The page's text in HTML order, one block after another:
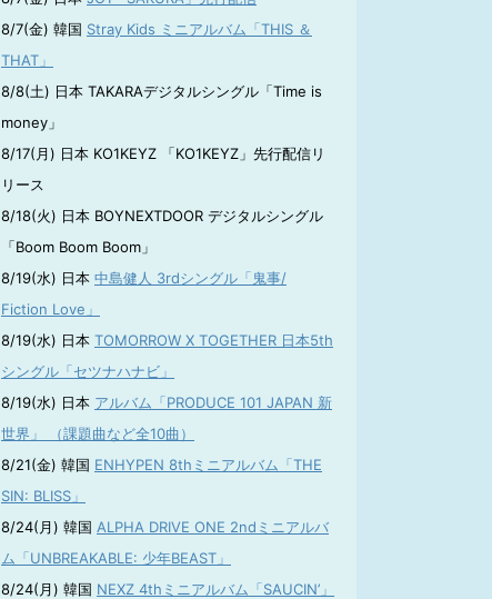
8/7(金) 韓国 Stray Kids ミニアルバム「THIS ＆
THAT」
8/8(土) 日本 TAKARAデジタルシングル「Time is
money」
8/17(月) 日本 KO1KEYZ 「KO1KEYZ」先行配信リ
リース
8/18(火) 日本 BOYNEXTDOOR デジタルシングル
「Boom Boom Boom」
8/19(水) 日本 中島健人 3rdシングル「鬼事/
Fiction Love」
8/19(水) 日本 TOMORROW X TOGETHER 日本5th
シングル「セツナハナビ」
8/19(水) 日本 アルバム「PRODUCE 101 JAPAN 新
世界」 （課題曲など全10曲）
8/21(金) 韓国 ENHYPEN 8thミニアルバム「THE
SIN: BLISS」
8/24(月) 韓国 ALPHA DRIVE ONE 2ndミニアルバ
ム「UNBREAKABLE: 少年BEAST」
8/24(月) 韓国 NEXZ 4thミニアルバム「SAUCIN’」